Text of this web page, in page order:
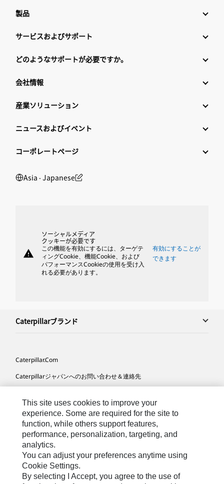
製品
サービスおよびサポート
どのようなサポートが必要ですか。
会社情報
産業ソリューション
ニュースおよびイベント
コーポレートページ
Asia ‧ Japanese
warning
ソーシャルメディア
クッキーが必要です
この機能を有効にするには、ターゲテ
ィングCookie、機能Cookie、および
パフォーマンスCookieの使用を受け入
れる必要があります。
有効にすることが
できます
Caterpillarブランド
Caterpillar.com
Caterpillarジャパンへのお問い合わせ＆連絡先
サイト･マップ
Cookie Settings
法的事項
プライバシー
This site uses cookies to improve your
experience. Some are required for the site to
function, while others support features,
performance, personalization, targeting, and
analytics.
You can adjust your preferences anytime using
Cookie Settings.
By selecting I Accept, you agree to the use of